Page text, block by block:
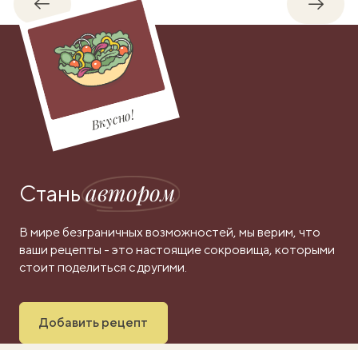
Обратно
Вкусно!
Станьавтором
В мире безграничных возможностей, мы верим, что
ваши рецепты - это настоящие сокровища, которыми
стоит поделиться с другими.
Добавить рецепт